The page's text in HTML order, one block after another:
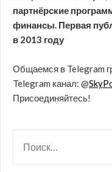
партнёрские
финансы. Первая
в 2013 году
Общаемся в Telegram
Telegram канал: @
Присоединяйтесь!